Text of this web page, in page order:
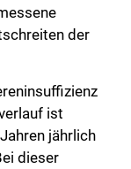
der
ist
jährlich
dieser